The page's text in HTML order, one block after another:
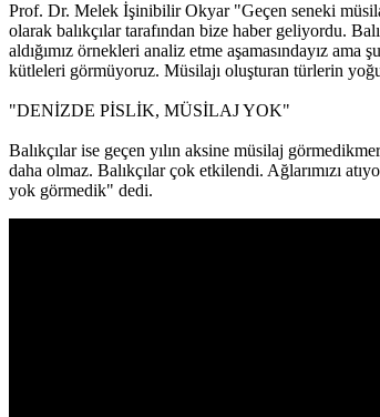
Prof. Dr. Melek İşinibilir Okyar "Geçen seneki
olarak balıkçılar tarafından bize haber geliyordu.
aldığımız örnekleri analiz etme aşamasındayız
kütleleri görmüyoruz. Müsilajı oluşturan türlerin
"DENİZDE PİSLİK, MÜSİLAJ YOK"
Balıkçılar ise geçen yılın aksine müsilaj
daha olmaz. Balıkçılar çok etkilendi. Ağlarımızı
yok görmedik" dedi.